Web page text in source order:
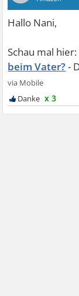
beim Vater?
x 3